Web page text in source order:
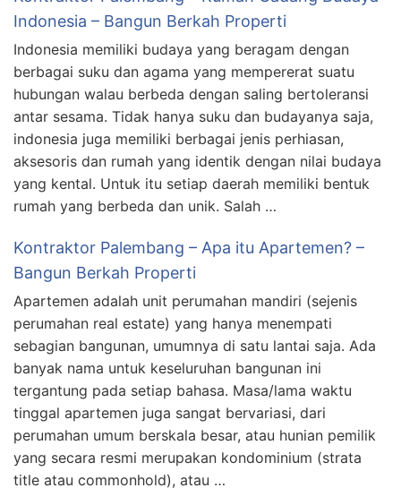
Indonesia – Bangun Berkah Properti
Indonesia memiliki budaya yang beragam dengan
berbagai suku dan agama yang mempererat suatu
hubungan walau berbeda dengan saling bertoleransi
antar sesama. Tidak hanya suku dan budayanya saja,
indonesia juga memiliki berbagai jenis perhiasan,
aksesoris dan rumah yang identik dengan nilai budaya
yang kental. Untuk itu setiap daerah memiliki bentuk
rumah yang berbeda dan unik. Salah …
Kontraktor Palembang – Apa itu Apartemen? –
Bangun Berkah Properti
Apartemen adalah unit perumahan mandiri (sejenis
perumahan real estate) yang hanya menempati
sebagian bangunan, umumnya di satu lantai saja. Ada
banyak nama untuk keseluruhan bangunan ini
tergantung pada setiap bahasa. Masa/lama waktu
tinggal apartemen juga sangat bervariasi, dari
perumahan umum berskala besar, atau hunian pemilik
yang secara resmi merupakan kondominium (strata
title atau commonhold), atau …